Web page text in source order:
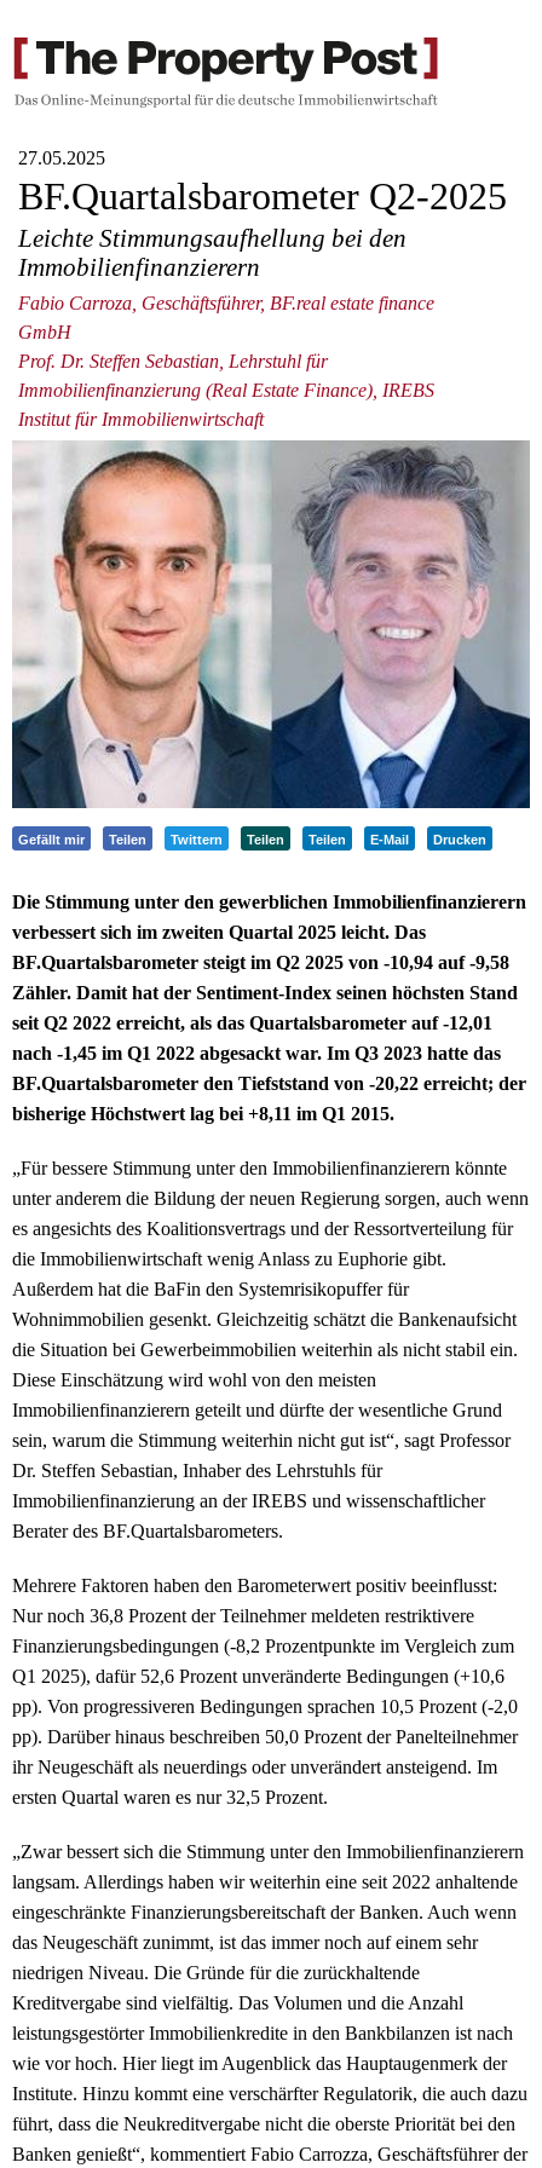
27.05.2025
BF.Quartalsbarometer Q2-2025
Leichte Stimmungsaufhellung bei den
Immobilienfinanzierern
Fabio Carroza, Geschäftsführer, BF.real estate finance
GmbH
Prof. Dr. Steffen Sebastian, Lehrstuhl für
Immobilienfinanzierung (Real Estate Finance), IREBS
Institut für Immobilienwirtschaft
Gefällt mir Teilen Twittern Teilen Teilen E-Mail Drucken
Die Stimmung unter den gewerblichen Immobilienfinanzierern
verbessert sich im zweiten Quartal 2025 leicht. Das
BF.Quartalsbarometer steigt im Q2 2025 von -10,94 auf -9,58
Zähler. Damit hat der Sentiment-Index seinen höchsten Stand
seit Q2 2022 erreicht, als das Quartalsbarometer auf -12,01
nach -1,45 im Q1 2022 abgesackt war. Im Q3 2023 hatte das
BF.Quartalsbarometer den Tiefststand von -20,22 erreicht; der
bisherige Höchstwert lag bei +8,11 im Q1 2015.
„Für bessere Stimmung unter den Immobilienfinanzierern könnte
unter anderem die Bildung der neuen Regierung sorgen, auch wenn
es angesichts des Koalitionsvertrags und der Ressortverteilung für
die Immobilienwirtschaft wenig Anlass zu Euphorie gibt.
Außerdem hat die BaFin den Systemrisikopuffer für
Wohnimmobilien gesenkt. Gleichzeitig schätzt die Bankenaufsicht
die Situation bei Gewerbeimmobilien weiterhin als nicht stabil ein.
Diese Einschätzung wird wohl von den meisten
Immobilienfinanzierern geteilt und dürfte der wesentliche Grund
sein, warum die Stimmung weiterhin nicht gut ist“, sagt Professor
Dr. Steffen Sebastian, Inhaber des Lehrstuhls für
Immobilienfinanzierung an der IREBS und wissenschaftlicher
Berater des BF.Quartalsbarometers.
Mehrere Faktoren haben den Barometerwert positiv beeinflusst:
Nur noch 36,8 Prozent der Teilnehmer meldeten restriktivere
Finanzierungsbedingungen (-8,2 Prozentpunkte im Vergleich zum
Q1 2025), dafür 52,6 Prozent unveränderte Bedingungen (+10,6
pp). Von progressiveren Bedingungen sprachen 10,5 Prozent (-2,0
pp). Darüber hinaus beschreiben 50,0 Prozent der Panelteilnehmer
ihr Neugeschäft als neuerdings oder unverändert ansteigend. Im
ersten Quartal waren es nur 32,5 Prozent.
„Zwar bessert sich die Stimmung unter den Immobilienfinanzierern
langsam. Allerdings haben wir weiterhin eine seit 2022 anhaltende
eingeschränkte Finanzierungsbereitschaft der Banken. Auch wenn
das Neugeschäft zunimmt, ist das immer noch auf einem sehr
niedrigen Niveau. Die Gründe für die zurückhaltende
Kreditvergabe sind vielfältig. Das Volumen und die Anzahl
leistungsgestörter Immobilienkredite in den Bankbilanzen ist nach
wie vor hoch. Hier liegt im Augenblick das Hauptaugenmerk der
Institute. Hinzu kommt eine verschärfter Regulatorik, die auch dazu
führt, dass die Neukreditvergabe nicht die oberste Priorität bei den
Banken genießt“, kommentiert Fabio Carrozza, Geschäftsführer der